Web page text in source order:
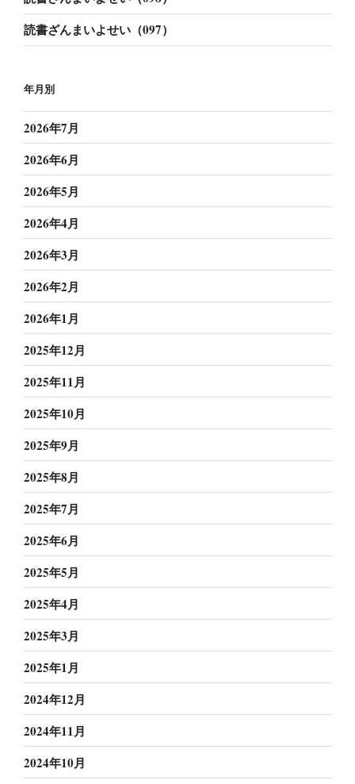
読書ざんまいよせい（097）
年月別
2026年7月
2026年6月
2026年5月
2026年4月
2026年3月
2026年2月
2026年1月
2025年12月
2025年11月
2025年10月
2025年9月
2025年8月
2025年7月
2025年6月
2025年5月
2025年4月
2025年3月
2025年1月
2024年12月
2024年11月
2024年10月